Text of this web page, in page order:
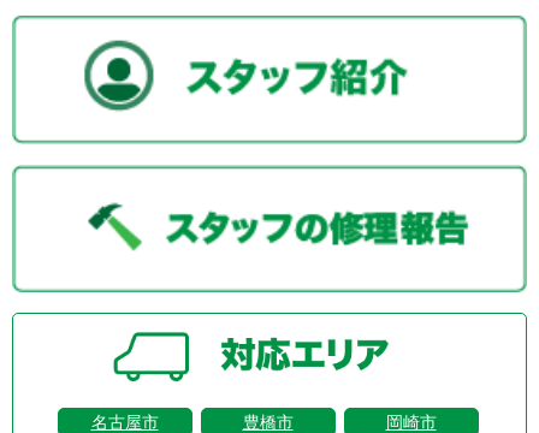
名古屋市 豊橋市
岡崎市